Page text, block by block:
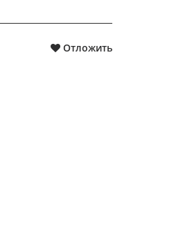
Отложить